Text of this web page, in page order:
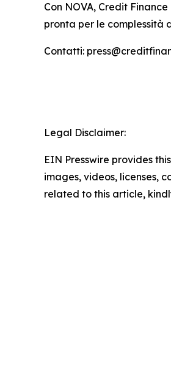
Con NOVA, Credit
pronta per le complessità
Contatti:
Legal Disclaimer:
EIN Presswire provides
images, videos, licenses,
related to this article,